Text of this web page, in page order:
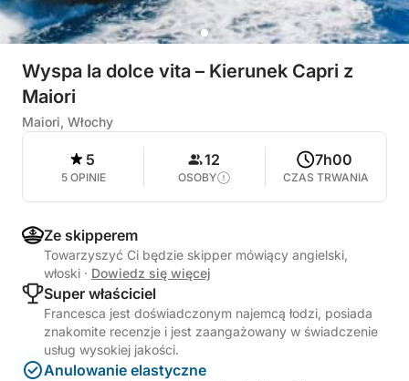
Wyspa la dolce vita – Kierunek Capri z
Maiori
Maiori, Włochy
5
5 OPINIE
12
OSOBY
7h00
CZAS TRWANIA
Ze skipperem
Towarzyszyć Ci będzie skipper mówiący angielski,
włoski · Dowiedz się więcej
Super właściciel
Francesca jest doświadczonym najemcą łodzi, posiada
znakomite recenzje i jest zaangażowany w świadczenie
usług wysokiej jakości.
Anulowanie elastyczne